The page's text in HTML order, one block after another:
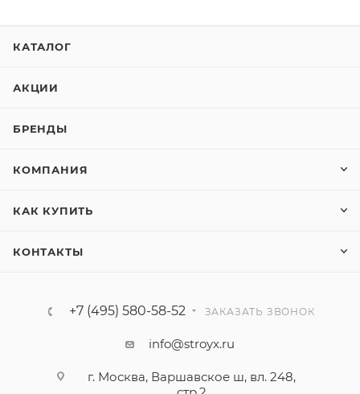
КАТАЛОГ
АКЦИИ
БРЕНДЫ
КОМПАНИЯ
КАК КУПИТЬ
КОНТАКТЫ
+7 (495) 580-58-52 ЗАКАЗАТЬ ЗВОНОК
info@stroyx.ru
г. Москва, Варшавское ш, вл. 248,